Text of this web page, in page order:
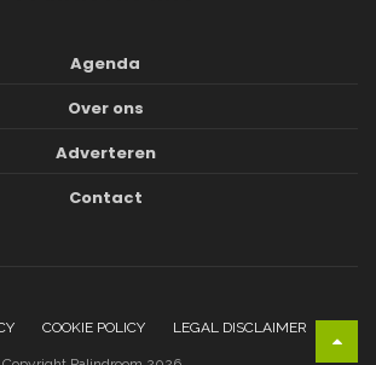
Agenda
Over ons
Adverteren
Contact
COOKIE POLICY LEGAL DISCLAIMER